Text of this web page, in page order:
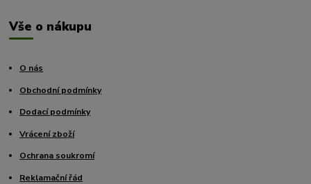
Vše o nákupu
O nás
Obchodní podmínky
Dodací podmínky
Vrácení zboží
Ochrana soukromí
Reklamační řád